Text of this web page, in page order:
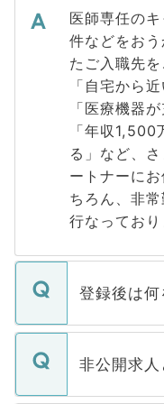
医師専任の
件などをお
たご入職先を
「自宅から
「医療機器
「年収
る」など、
ートナーに
ちろん、非
行なっており
登録後は
ご登録いた
登録内容を
非公開求人